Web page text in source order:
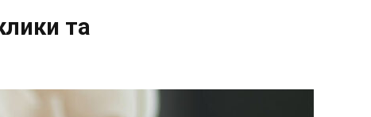
та